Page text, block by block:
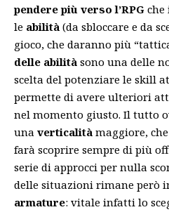
pendere più verso l’RPG che
le abilità (da sbloccare e da
gioco, che daranno più
delle abilità sono una delle
scelta del potenziare le skill
permette di avere ulteriori
nel momento giusto. Il tutto
una verticalità maggiore,
farà scoprire sempre di più
serie di approcci per nulla
delle situazioni rimane però
armature: vitale infatti lo